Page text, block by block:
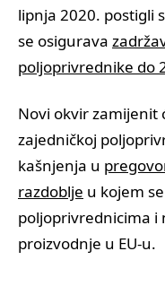
lipnja 2020. postigli
se osigurava
poljoprivrednike do
Novi okvir zamijenit
zajedničkoj
kašnjenja u
razdoblje u kojem
poljoprivrednicima i
proizvodnje u EU-u.